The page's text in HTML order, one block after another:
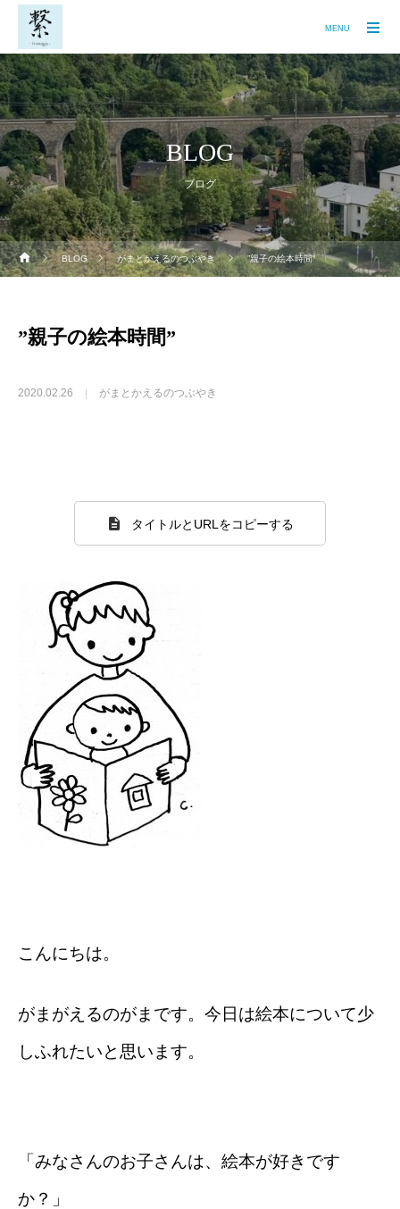
BLOG
ブログ
BLOG がまとかえるのつぶやき ”親子の絵本時間”
”親子の絵本時間”
2020.02.26 がまとかえるのつぶやき
タイトルとURLをコピーする
こんにちは。
がまがえるのがまです。今日は絵本について少
しふれたいと思います。
「みなさんのお子さんは、絵本が好きです
か？」
MENU